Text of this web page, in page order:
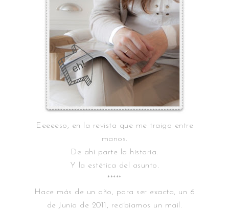
Eeeeeso, en la revista que me traigo entre
manos.
De ahí parte la historia.
Y la estética del asunto.
*****
Hace más de un año, para ser exacta, un 6
de Junio de 2011, recibíamos un mail.